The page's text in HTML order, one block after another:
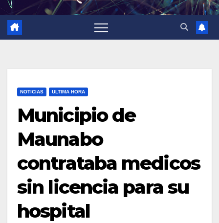
NOTICIAS ULTIMA HORA
Municipio de
Maunabo
contrataba medicos
sin licencia para su
hospital